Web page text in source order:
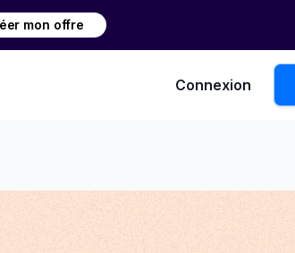
mon offre
Connexion